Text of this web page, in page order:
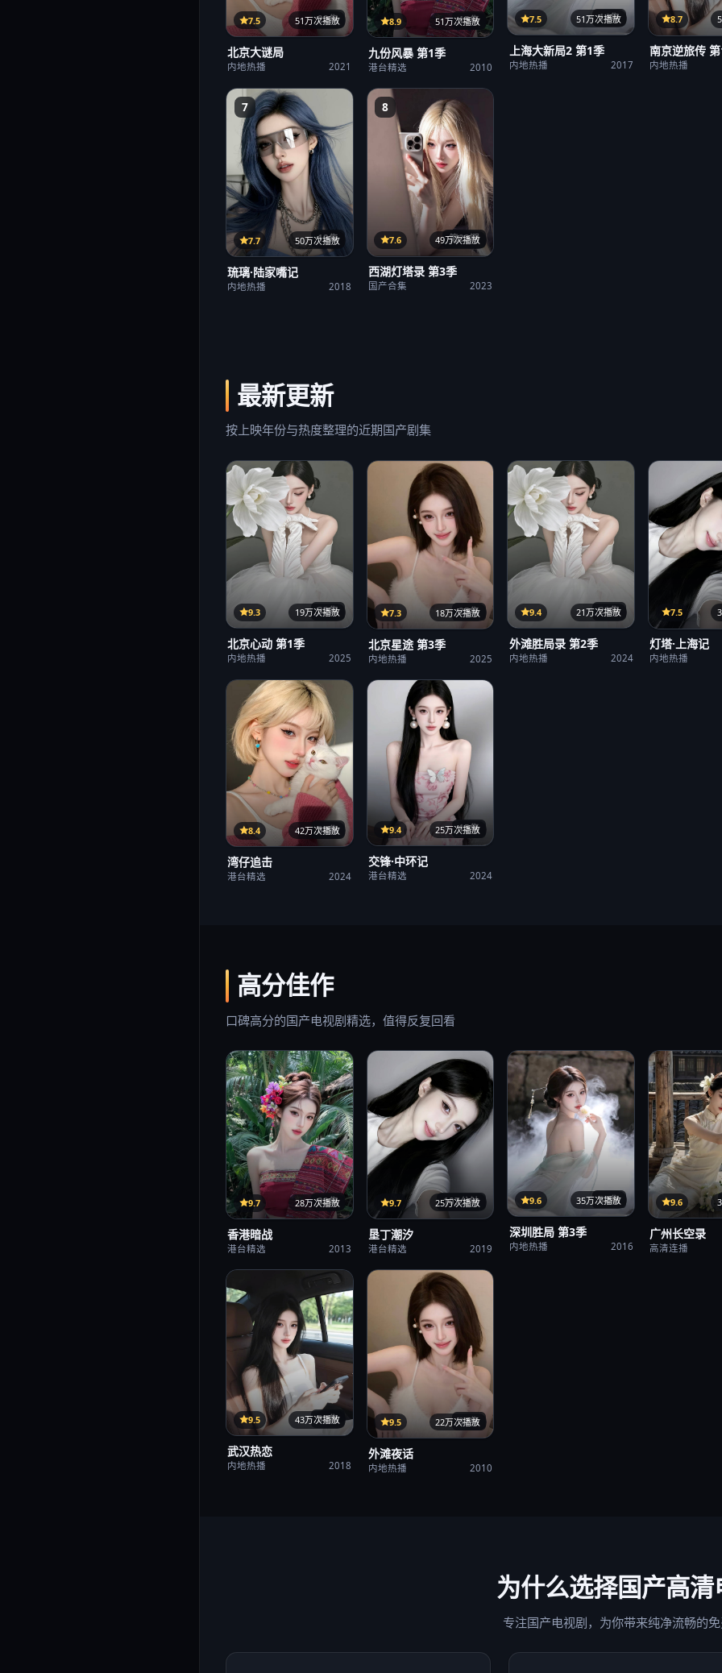
22集
7.5 51万次播放
北京大谜局
内地热播 2021
15集
8.9 51万次播放
九份风暴 第1季
港台精选 2010
14集
7.5 51万次播放
上海大新局2 第1季
内地热播 2017
8.7
南京逆旅传
内地热播
7
12集
7.7 50万次播放
琉璃·陆家嘴记
内地热播 2018
8
第23期
7.6 49万次播放
西湖灯塔录 第3季
国产合集 2023
最新更新
按上映年份与热度整理的近期国产剧集
32集
9.3 19万次播放
北京心动 第1季
内地热播 2025
25集
7.3 18万次播放
北京星途 第3季
内地热播 2025
21集
9.4 21万次播放
外滩胜局录 第2季
内地热播 2024
7.5
灯塔·上海记
内地热播
38集
8.4 42万次播放
湾仔追击
港台精选 2024
15集
9.4 25万次播放
交锋·中环记
港台精选 2024
高分佳作
口碑高分的国产电视剧精选，值得反复回看
33集
9.7 28万次播放
香港暗战
港台精选 2013
107分钟
9.7 25万次播放
垦丁潮汐
港台精选 2019
32集
9.6 35万次播放
深圳胜局 第3季
内地热播 2016
9.6
广州长空录
高清连播
35集
9.5 43万次播放
武汉热恋
内地热播 2018
37集
9.5 22万次播放
外滩夜话
内地热播 2010
为什么选择国产高清
专注国产电视剧，为你带来纯净流畅的